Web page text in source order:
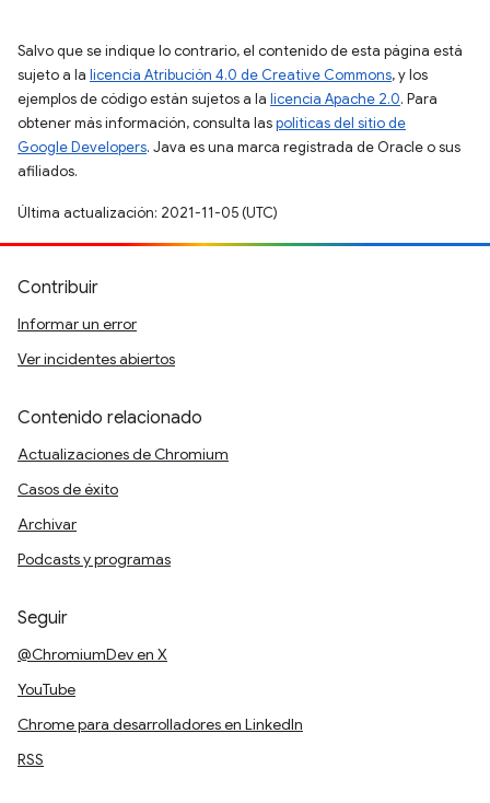
Salvo que se indique lo contrario, el contenido de esta página está
sujeto a la licencia Atribución 4.0 de Creative Commons, y los
ejemplos de código están sujetos a la licencia Apache 2.0. Para
obtener más información, consulta laspolíticas del sitio de
Google Developers. Java es una marca registrada de Oracle o sus
afiliados.
Última actualización: 2021-11-05 (UTC)
Contribuir
Informar un error
Ver incidentes abiertos
Contenido relacionado
Actualizaciones de Chromium
Casos de éxito
Archivar
Podcasts y programas
Seguir
@ChromiumDev en X
YouTube
Chrome para desarrolladores en LinkedIn
RSS